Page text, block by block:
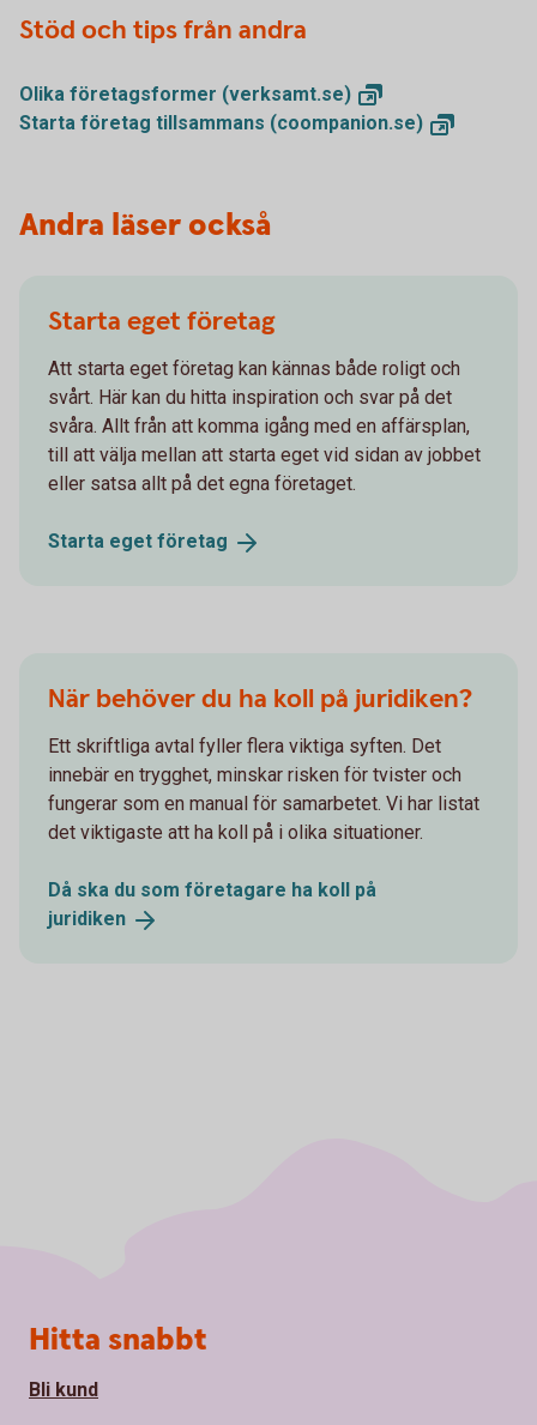
Stöd och tips från andra
Olika företagsformer (verksamt.se)
Starta företag tillsammans (coompanion.se)
Andra läser också
Starta eget företag
Att starta eget företag kan kännas både roligt och
svårt. Här kan du hitta inspiration och svar på det
svåra. Allt från att komma igång med en affärsplan,
till att välja mellan att starta eget vid sidan av jobbet
eller satsa allt på det egna företaget.
Starta eget företag
När behöver du ha koll på juridiken?
Ett skriftliga avtal fyller flera viktiga syften. Det
innebär en trygghet, minskar risken för tvister och
fungerar som en manual för samarbetet. Vi har listat
det viktigaste att ha koll på i olika situationer.
Då ska du som företagare ha koll på
juridiken
Sidfot
Hitta snabbt
Bli kund